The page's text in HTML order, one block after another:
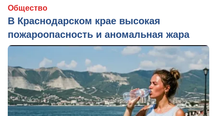
Общество
В Краснодарском крае высокая
пожароопасность и аномальная жара